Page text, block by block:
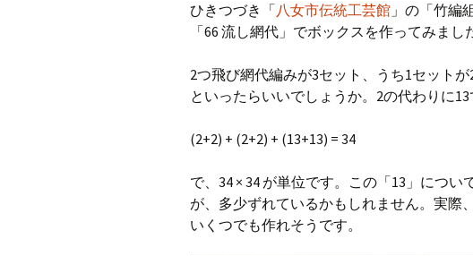
ひきつづき「八女市伝統工芸館 」の「竹編
「66 流し網代」でボックスを作ってみまし
2つ飛び網代編みが3セット、うち1セット
といったらいいでしょうか。2の代わりに13
(2+2) + (2+2) + (13+13) = 34
で、34 × 34 が単位です。この「13」につい
が、多少ずれているかもしれません。実際
いくつでも作れそうです。